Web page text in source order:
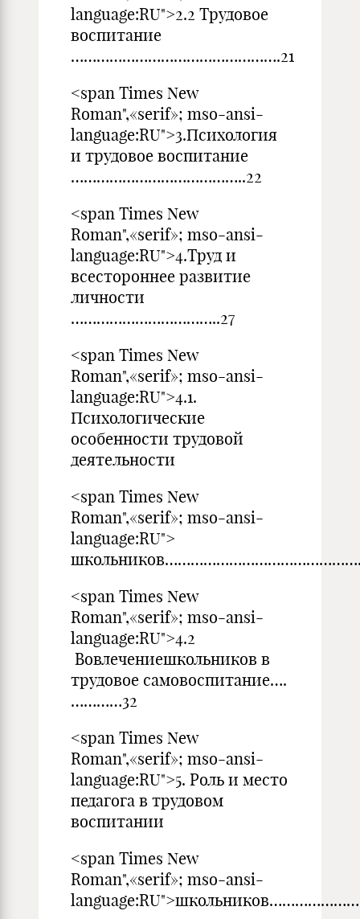
language:RU">2.2 Трудовое
воспитание
………………………………………….21
<span Times New
Roman",«serif»; mso-ansi-
language:RU">3.Психология
и трудовое воспитание
…………………………………..22
<span Times New
Roman",«serif»; mso-ansi-
language:RU">4.Труд и
всестороннее развитие
личности
……………………………..27
<span Times New
Roman",«serif»; mso-ansi-
language:RU">4.1.
Психологические
особенности трудовой
деятельности
<span Times New
Roman",«serif»; mso-ansi-
language:RU">
<span Times New
Roman",«serif»; mso-ansi-
language:RU">4.2
Вовлечениешкольников в
трудовое самовоспитание….
…………32
<span Times New
Roman",«serif»; mso-ansi-
language:RU">5. Роль и место
педагога в трудовом
воспитании
<span Times New
Roman",«serif»; mso-ansi-